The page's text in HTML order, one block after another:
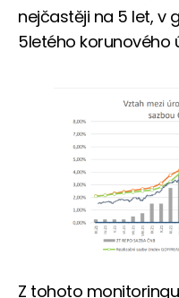
nejčastěji na 5 let, v
5letého korunového
Z tohoto